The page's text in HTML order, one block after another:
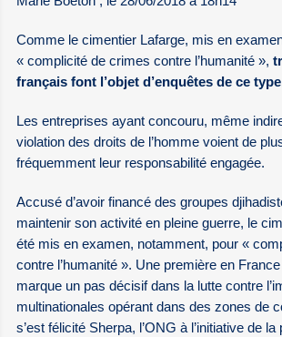
Comme le cimentier Lafarge, mis en
« complicité de crimes contre l’humanité »,
français font l’objet d’enquêtes de ce
Les entreprises ayant concouru, même
violation des droits de l’homme voient de
fréquemment leur responsabilité engagée.
Accusé d’avoir financé des groupes
maintenir son activité en pleine guerre, le
été mis en examen, notamment, pour «
contre l’humanité ». Une première en
marque un pas décisif dans la lutte contre
multinationales opérant dans des zones de
s’est félicité Sherpa, l’ONG à l’initiative de